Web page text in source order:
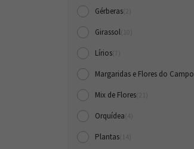
Gérberas
Girassol
Lírios
Margaridas e Flores do Campo
Mix de Flores
Orquídea
Plantas